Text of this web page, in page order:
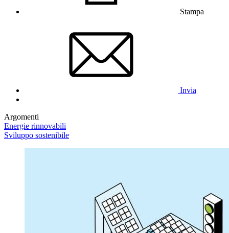
Stampa
Invia
Argomenti
Energie rinnovabili
Sviluppo sostenibile